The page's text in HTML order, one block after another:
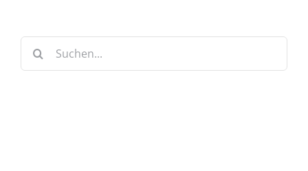
Suche
nach: